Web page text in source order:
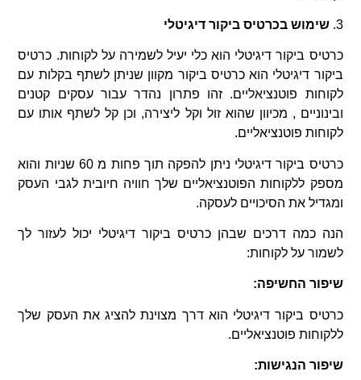
3. שימוש בכרטיס ביקור דיגיטלי
כרטיס ביקור דיגיטלי הוא כלי יעיל לשמירה על לקוחות. כרטיס
ביקור דיגיטלי הוא כרטיס ביקור מקוון שניתן לשתף בקלות עם
לקוחות פוטנציאליים. זהו פתרון נהדר עבור עסקים קטנים
ובינוניים , מכיוון שהוא זול וקל ליצירה, וכן קל לשתף אותו עם
לקוחות פוטנציאליים.
כרטיס ביקור דיגיטלי ניתן להפקה תוך פחות מ 60 שניות והוא
מספק ללקוחות הפוטנציאליים שלך חוויה חיובית לגבי העסק
ומגדיל את הסיכויים לעסקה.
הנה כמה דרכים שבהן כרטיס ביקור דיגיטלי יכול לעזור לך
לשמור על לקוחות:
שיפור החשיפה:
כרטיס ביקור דיגיטלי הוא דרך מצוינת להציג את העסק שלך
ללקוחות פוטנציאליים.
שיפור הנגישות: